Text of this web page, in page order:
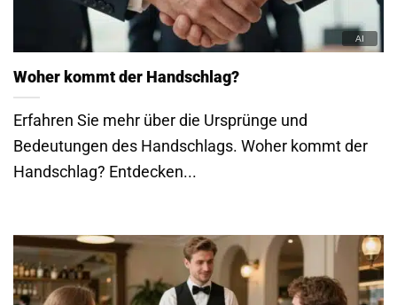
Woher kommt der Handschlag?
Erfahren Sie mehr über die Ursprünge und
Bedeutungen des Handschlags. Woher kommt der
Handschlag? Entdecken...